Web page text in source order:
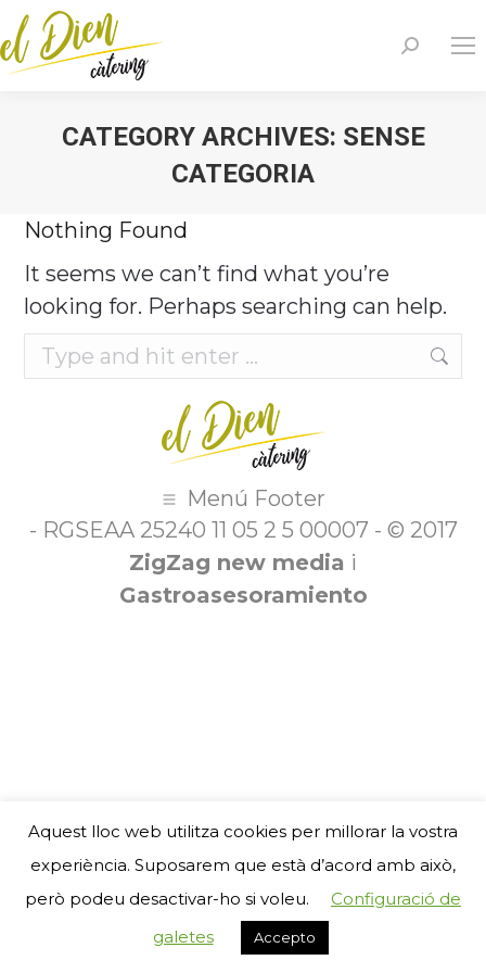
Search:
CATEGORY ARCHIVES: SENSE
CATEGORIA
Nothing Found
It seems we can’t find what you’re
looking for. Perhaps searching can help.
Search:
Menú Footer
- RGSEAA 25240 11 05 2 5 00007 - © 2017
ZigZag new media i
Gastroasesoramiento
Aquest lloc web utilitza cookies per millorar la vostra
experiència. Suposarem que està d’acord amb això,
però podeu desactivar-ho si voleu.
Configuració de
galetes
Accepto